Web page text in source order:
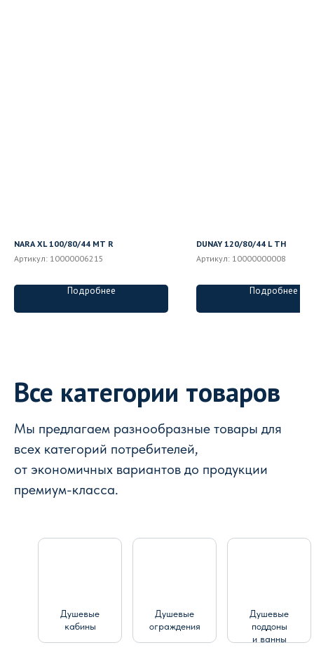
NARA XL 100/80/44 MT R
Артикул: 10000006215
Подробнее
DUNAY 120/80/44 L ТН
Артикул: 10000000008
Подробнее
Все категории товаров
Мы предлагаем разнообразные товары для
всех категорий потребителей,
от экономичных вариантов до продукции
премиум-класса.
Душевые
кабины
Душевые
ограждения
Душевые
поддоны
и ванны